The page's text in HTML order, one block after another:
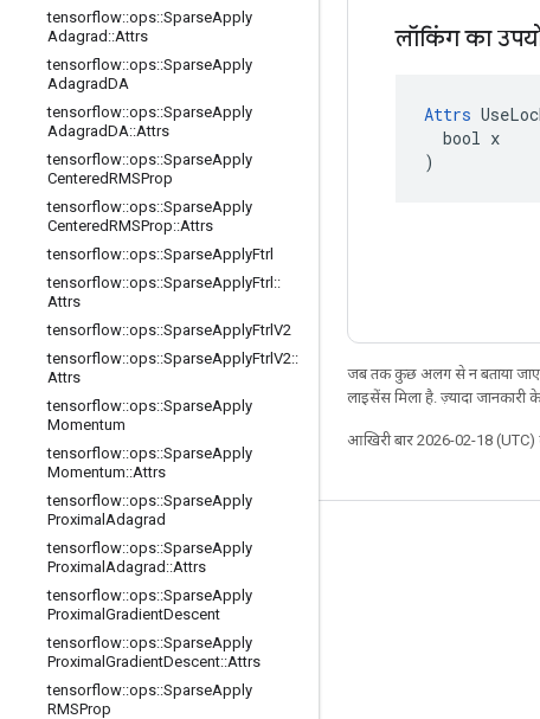
tensorflow::ops::SparseApply
Adagrad ::Attrs
tensorflow::ops::SparseApply
AdagradDA
tensorflow::ops::SparseApply
AdagradDA::Attrs
tensorflow::ops::SparseApply
CenteredRMSProp
tensorflow::ops::SparseApply
CenteredRMSProp::Attrs
tensorflow::ops::SparseApplyFtrl
tensorflow::ops::SparseApplyFtrl ::
Attrs
tensorflow::ops::SparseApplyFtrlV2
tensorflow::ops::SparseApplyFtrlV2::
Attrs
tensorflow::ops::SparseApply
Momentum
tensorflow::ops::SparseApply
Momentum::Attrs
tensorflow::ops::SparseApply
Proximal Adagrad
tensorflow::ops::SparseApply
Proximal Adagrad ::Attrs
tensorflow::ops::SparseApply
Proximal GradientDescent
tensorflow::ops::SparseApply
Proximal GradientDescent::Attrs
tensorflow::ops::SparseApply
RMSProp
लॉकिंग का
Attrs
  bool x
)
जब तक कुछ अलग से न बताया
लाइसेंस मिला है. ज़्यादा जानकारी
आखिरी बार 2026-02-18 (UTC)
जुड़े रहें
फ़ोरम
GitHub
Twitter